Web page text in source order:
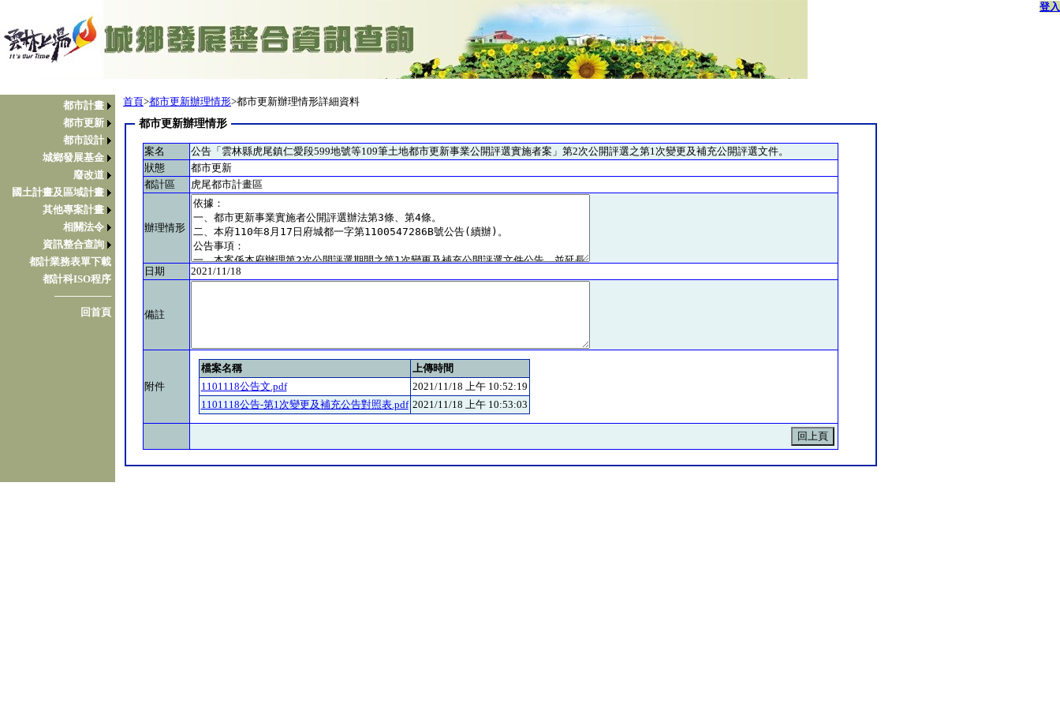
登入
都市計畫
都市更新
都市設計
城鄉發展基金
廢改道
國土計畫及區域計畫
其他專案計畫
相關法令
資訊整合查詢
都計業務表單下載
都計科ISO程序
────────
回首頁
首頁>都市更新辦理情形>都市更新辦理情形詳細資料
都市更新辦理情形
案名
公告「雲林縣虎尾鎮仁愛段599地號等109筆土地都市更新事業公開評選實施者案」第2次公開評選之第1次變更及補充公開評選文件。
狀態
都市更新
都計區
虎尾都市計畫區
辦理情形
日期 2021/11/18
備註
附件
檔案名稱
上傳時間
1101118公告文.pdf
2021/11/18 上午 10:52:19
1101118公告-第1次變更及補充公告對照表.pdf 2021/11/18 上午 10:53:03